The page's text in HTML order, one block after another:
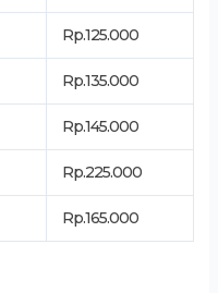
Rp.125.000
Rp.135.000
Rp.145.000
Rp.225.000
Rp.165.000